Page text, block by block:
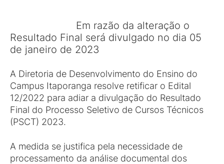
Em razão da alteração o
Resultado Final será divulgado no dia 05
de janeiro de 2023
A Diretoria de Desenvolvimento do Ensino do
Campus Itaporanga resolve retificar o Edital
12/2022 para adiar a divulgação do Resultado
Final do Processo Seletivo de Cursos Técnicos
(PSCT) 2023.
A medida se justifica pela necessidade de
processamento da análise documental dos